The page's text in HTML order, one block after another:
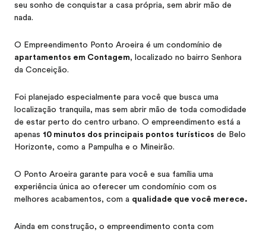
seu sonho de conquistar a casa própria, sem abrir mão de
nada.
O Empreendimento Ponto Aroeira é um condomínio de
apartamentos em Contagem, localizado no bairro Senhora
da Conceição.
Foi planejado especialmente para você que busca uma
localização tranquila, mas sem abrir mão de toda comodidade
de estar perto do centro urbano. O empreendimento está a
apenas 10 minutos dos principais pontos turísticos de Belo
Horizonte, como a Pampulha e o Mineirão.
O Ponto Aroeira garante para você e sua família uma
experiência única ao oferecer um condomínio com os
melhores acabamentos, com a qualidade que você merece.
Ainda em construção, o empreendimento conta com